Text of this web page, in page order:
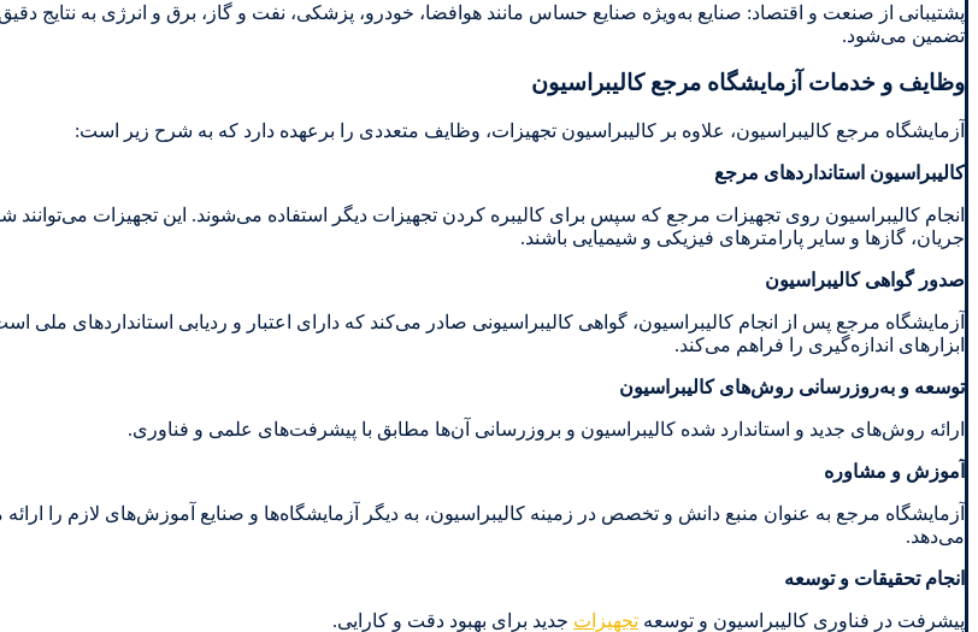
پشتیبانی از صنعت و اقتصاد: صنایع به‌ویژه صنایع حساس مانند هوافضا، خودرو، پزشکی، نفت و گاز، برق و انرژی به نتایج
تضمین می‌شود.
وظایف و خدمات آزمایشگاه مرجع کالیبراسیون
آزمایشگاه مرجع کالیبراسیون، علاوه بر کالیبراسیون تجهیزات، وظایف متعددی را برعهده دارد که به شرح زیر است:
کالیبراسیون استانداردهای مرجع
انجام کالیبراسیون روی تجهیزات مرجع که سپس برای کالیبره کردن تجهیزات دیگر استفاده می‌شوند. این تجهیزات می‌توانند
جریان، گازها و سایر پارامترهای فیزیکی و شیمیایی باشند.
صدور گواهی کالیبراسیون
آزمایشگاه مرجع پس از انجام کالیبراسیون، گواهی کالیبراسیونی صادر می‌کند که دارای اعتبار و ردیابی استانداردهای ملی
ابزارهای اندازه‌گیری را فراهم می‌کند.
توسعه و به‌روزرسانی روش‌های کالیبراسیون
ارائه روش‌های جدید و استاندارد شده کالیبراسیون و بروزرسانی آن‌ها مطابق با پیشرفت‌های علمی و فناوری.
آموزش و مشاوره
آزمایشگاه مرجع به عنوان منبع دانش و تخصص در زمینه کالیبراسیون، به دیگر آزمایشگاه‌ها و صنایع آموزش‌های لازم را
می‌دهد.
انجام تحقیقات و توسعه
پیشرفت در فناوری کالیبراسیون و توسعه تجهیزات جدید برای بهبود دقت و کارایی.